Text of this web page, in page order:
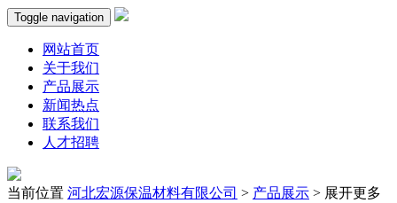
Toggle navigation
网站首页
关于我们
产品展示
新闻热点
联系我们
人才招聘
当前位置 河北宏源保温材料有限公司 > 产品展示 > 展开更多